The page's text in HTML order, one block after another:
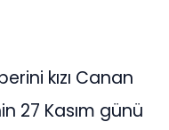
kızı Canan
27 Kasım günü